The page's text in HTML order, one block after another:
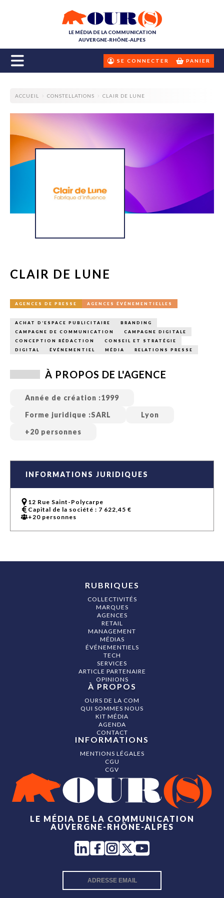
LE MÉDIA DE LA COMMUNICATION
AUVERGNE-RHÔNE-ALPES
SE CONNECTER PANIER
ACCUEIL CONSTELLATIONS CLAIR DE LUNE
CLAIR DE LUNE
AGENCES DE PRESSE AGENCES ÉVÉNEMENTIELLES
ACHAT D’ESPACE PUBLICITAIRE
BRANDING
CAMPAGNE DE COMMUNICATION
CAMPAGNE DIGITALE
CONCEPTION RÉDACTION
CONSEIL ET STRATÉGIE
DIGITAL
ÉVÉNEMENTIEL MÉDIA RELATIONS PRESSE
À PROPOS DE L'AGENCE
Année de création :1999
Forme juridique :SARL
Lyon
+20 personnes
INFORMATIONS JURIDIQUES
12 Rue Saint-Polycarpe
Capital de la société : 7 622,45 €
+20 personnes
LE MÉDIA DE LA COMMUNICATION
AUVERGNE-RHÔNE-ALPES
RUBRIQUES
COLLECTIVITÉS
MARQUES
AGENCES
RETAIL
MANAGEMENT
MÉDIAS
ÉVÉNEMENTIELS
TECH
SERVICES
ARTICLE PARTENAIRE
OPINIONS
À PROPOS
OURS DE LA COM
QUI SOMMES NOUS
KIT MÉDIA
AGENDA
CONTACT
INFORMATIONS
MENTIONS LÉGALES
CGU
CGV